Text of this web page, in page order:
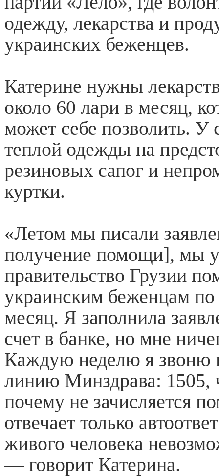
одежду, лекарства и
украинских беженцев.
Катерине нужны
около 60 лари в месяц,
может себе позволить. У
теплой одежды на
резиновых сапог и
куртки.
«Летом мы писали
получение помощи], мы
правительство Грузии
украинским беженцам по
месяц. Я заполнила
счет в банке, но мне
Каждую неделю я звоню
линию Минздрава: 1505,
почему не зачисляется
отвечает только
живого человека
— говорит Катерина.